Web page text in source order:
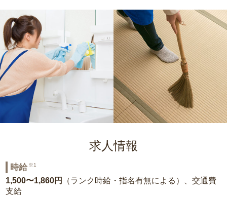
求人情報
時給 ※1
1,500〜1,860円
（ランク時給・指名有無による）、交通費
支給